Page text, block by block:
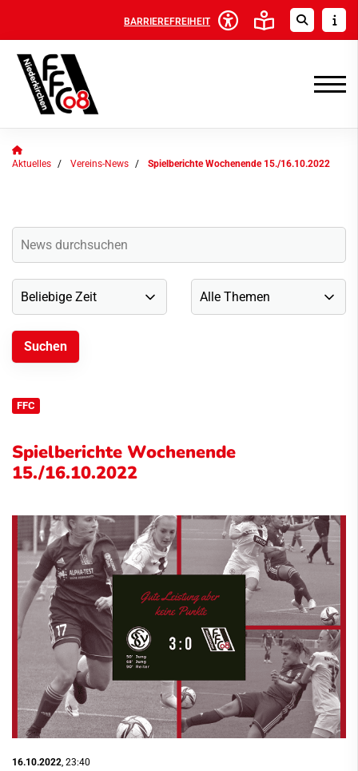
BARRIEREFREIHEIT
Aktuelles Vereins-News Spielberichte Wochenende 15./16.10.2022
FFC
Spielberichte Wochenende
15./16.10.2022
16.10.2022, 23:40